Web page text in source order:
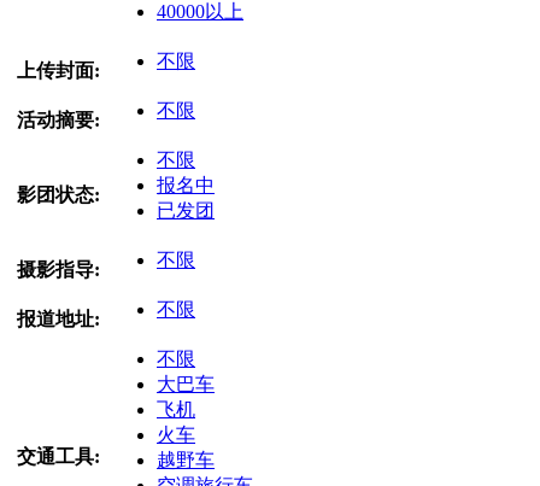
40000以上
上传封面: 不限
活动摘要: 不限
影团状态:
不限
报名中
已发团
摄影指导: 不限
报道地址: 不限
交通工具:
不限
大巴车
飞机
火车
越野车